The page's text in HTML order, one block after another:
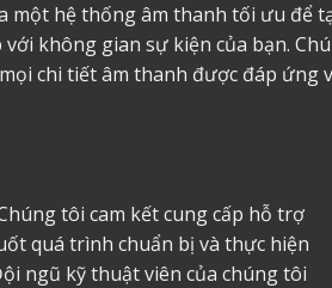
một hệ thống âm thanh tối ưu để
không gian sự kiện của bạn.
chi tiết âm thanh được đáp ứng
tôi cam kết cung cấp hỗ trợ
quá trình chuẩn bị và thực hiện
ngũ kỹ thuật viên của chúng tôi